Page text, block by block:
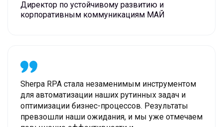
Директор по устойчивому развитию и
корпоративным коммуникациям МАЙ
Sherpa RPA стала незаменимым инструментом
для автоматизации наших рутинных задач и
оптимизации бизнес-процессов. Результаты
превзошли наши ожидания, и мы уже отмечаем